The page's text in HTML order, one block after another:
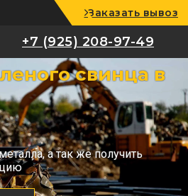
+7 (925) 208-97-49
Заказать вывоз
+7 (925) 208-97-49
свинца в
а так же получить